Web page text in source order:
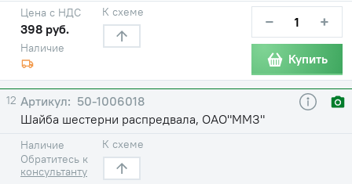
Наличие
Цена с НДС
398 руб.
К схеме − +
Купить
12
50-1006018
Шайба шестерни распредвала, ОАО"ММЗ"
Наличие
Обратитесь к
консультанту
К схеме